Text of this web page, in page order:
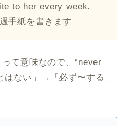
to her every week.
手紙を書きます」
て意味なので、“never
はない」→「必ず〜する」